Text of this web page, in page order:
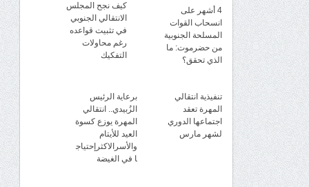
4 أشهر على
انسحاب القوات
المسلحة الجنوبية
من حضرموت: ما
الذي تحقق؟
كيف نجح المجلس
الانتقالي الجنوبي
في تثبيت قواعده
رغم محاولات
التفكيك
تنفيذية انتقالي
المهرة تعقد
اجتماعها الدوري
لشهر مارس
برعاية الرئيس
الزُبيدي.. انتقالي
المهرة يوزع كسوة
العيد للأيتام
والأسرالاكثرإحتياج
ا في الغيضة